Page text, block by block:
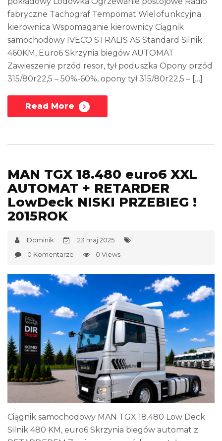
fabryczne Tachograf Tempomat Wielofunkcyjna
kierownica Wspomaganie kierownicy Ciągnik
samochodowy IVECO STRALIS AS Standard Silnik
460KM, Euro6 Skrzynia biegów AUTOMAT
Zawieszenie przód resor, tył poduszka Opony przód
315/80r22,5 – 50%-60%, opony tył 315/80r22,5 – […]
Read More
MAN TGX 18.480 euro6 XXL
AUTOMAT + RETARDER
LowDeck NISKI PRZEBIEG !
2015ROK
Dominik
23 maj 2025
0 Komentarze
0 Views
Ciągnik samochodowy MAN TGX 18.480 Low Deck
Silnik 480 KM, euro6 Skrzynia biegów automat z